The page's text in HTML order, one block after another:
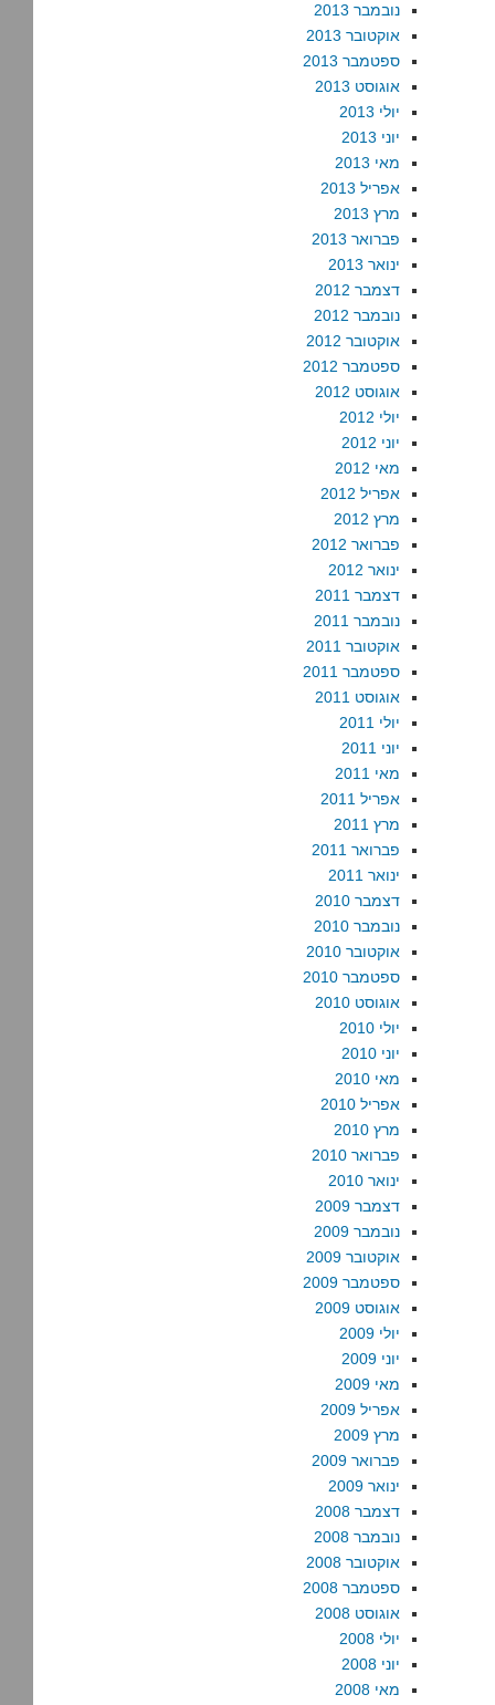
נובמבר 2013
אוקטובר 2013
ספטמבר 2013
אוגוסט 2013
יולי 2013
יוני 2013
מאי 2013
אפריל 2013
מרץ 2013
פברואר 2013
ינואר 2013
דצמבר 2012
נובמבר 2012
אוקטובר 2012
ספטמבר 2012
אוגוסט 2012
יולי 2012
יוני 2012
מאי 2012
אפריל 2012
מרץ 2012
פברואר 2012
ינואר 2012
דצמבר 2011
נובמבר 2011
אוקטובר 2011
ספטמבר 2011
אוגוסט 2011
יולי 2011
יוני 2011
מאי 2011
אפריל 2011
מרץ 2011
פברואר 2011
ינואר 2011
דצמבר 2010
נובמבר 2010
אוקטובר 2010
ספטמבר 2010
אוגוסט 2010
יולי 2010
יוני 2010
מאי 2010
אפריל 2010
מרץ 2010
פברואר 2010
ינואר 2010
דצמבר 2009
נובמבר 2009
אוקטובר 2009
ספטמבר 2009
אוגוסט 2009
יולי 2009
יוני 2009
מאי 2009
אפריל 2009
מרץ 2009
פברואר 2009
ינואר 2009
דצמבר 2008
נובמבר 2008
אוקטובר 2008
ספטמבר 2008
אוגוסט 2008
יולי 2008
יוני 2008
מאי 2008